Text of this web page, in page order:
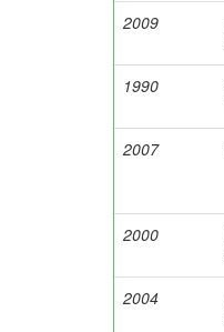
2009
1990
2007
2000
2004